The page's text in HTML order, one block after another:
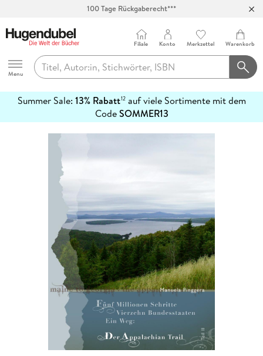
100 Tage Rückgaberecht***
Hugendubel
Menu
Filiale Konto Merkzettel Warenkorb
Summer Sale: 13% Rabatt12auf viele Sortimente mit dem
CodeSOMMER13
erfahren